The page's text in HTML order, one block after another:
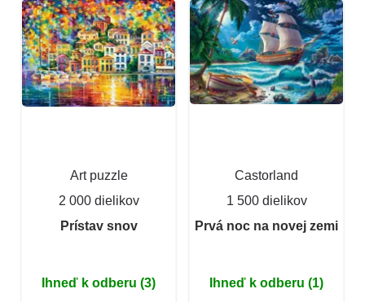
Art puzzle
2 000 dielikov
Prístav snov
Ihneď k odberu (3)
Castorland
1 500 dielikov
Prvá noc na novej zemi
Ihneď k odberu (1)